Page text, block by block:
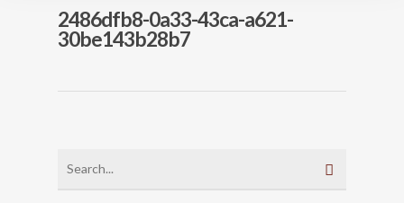
2486dfb8-0a33-43ca-a621-
30be143b28b7